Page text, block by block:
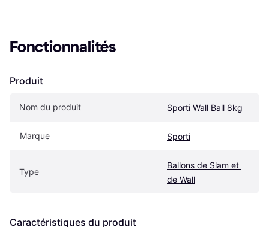
Fonctionnalités
Produit
Nom du produit Sporti Wall Ball 8kg
Marque Sporti
Type
Ballons de Slam et
de Wall
Caractéristiques du produit